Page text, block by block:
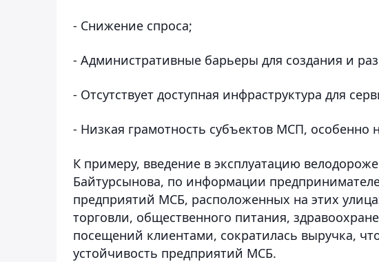
- Снижение спроса;
- Административные барьеры для создания и
- Отсутствует доступная инфраструктура для
- Низкая грамотность субъектов МСП,
К примеру, введение в эксплуатацию
Байтурсынова, по информации
предприятий МСБ, расположенных на этих
торговли, общественного питания,
посещений клиентами, сократилась выручка,
устойчивость предприятий МСБ.